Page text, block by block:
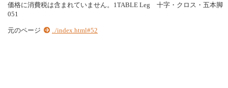
価格に消費税は含まれていません。1TABLE Leg 十字・クロス・五本脚
051
元のページ ../index.html#52